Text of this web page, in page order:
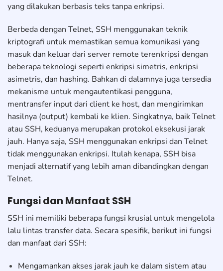
yang dilakukan berbasis teks tanpa enkripsi.
Berbeda dengan Telnet, SSH menggunakan teknik
kriptografi untuk memastikan semua komunikasi yang
masuk dan keluar dari server remote terenkripsi dengan
beberapa teknologi seperti enkripsi simetris, enkripsi
asimetris, dan hashing. Bahkan di dalamnya juga tersedia
mekanisme untuk mengautentikasi pengguna,
mentransfer input dari client ke host, dan mengirimkan
hasilnya (output) kembali ke klien. Singkatnya, baik Telnet
atau SSH, keduanya merupakan protokol eksekusi jarak
jauh. Hanya saja, SSH menggunakan enkripsi dan Telnet
tidak menggunakan enkripsi. Itulah kenapa, SSH bisa
menjadi alternatif yang lebih aman dibandingkan dengan
Telnet.
Fungsi dan Manfaat SSH
SSH ini memiliki beberapa fungsi krusial untuk mengelola
lalu lintas transfer data. Secara spesifik, berikut ini fungsi
dan manfaat dari SSH:
Mengamankan akses jarak jauh ke dalam sistem atau